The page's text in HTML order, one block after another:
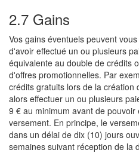
2.7 Gains
Vos gains éventuels peuvent
d'avoir effectué un ou plusieurs
équivalente au double de crédits
d'offres promotionnelles. Par
crédits gratuits lors de la création
alors effectuer un ou plusieurs
9 € au minimum avant de
versement. En principe, le
dans un délai de dix (10) jours
semaines suivant réception de la